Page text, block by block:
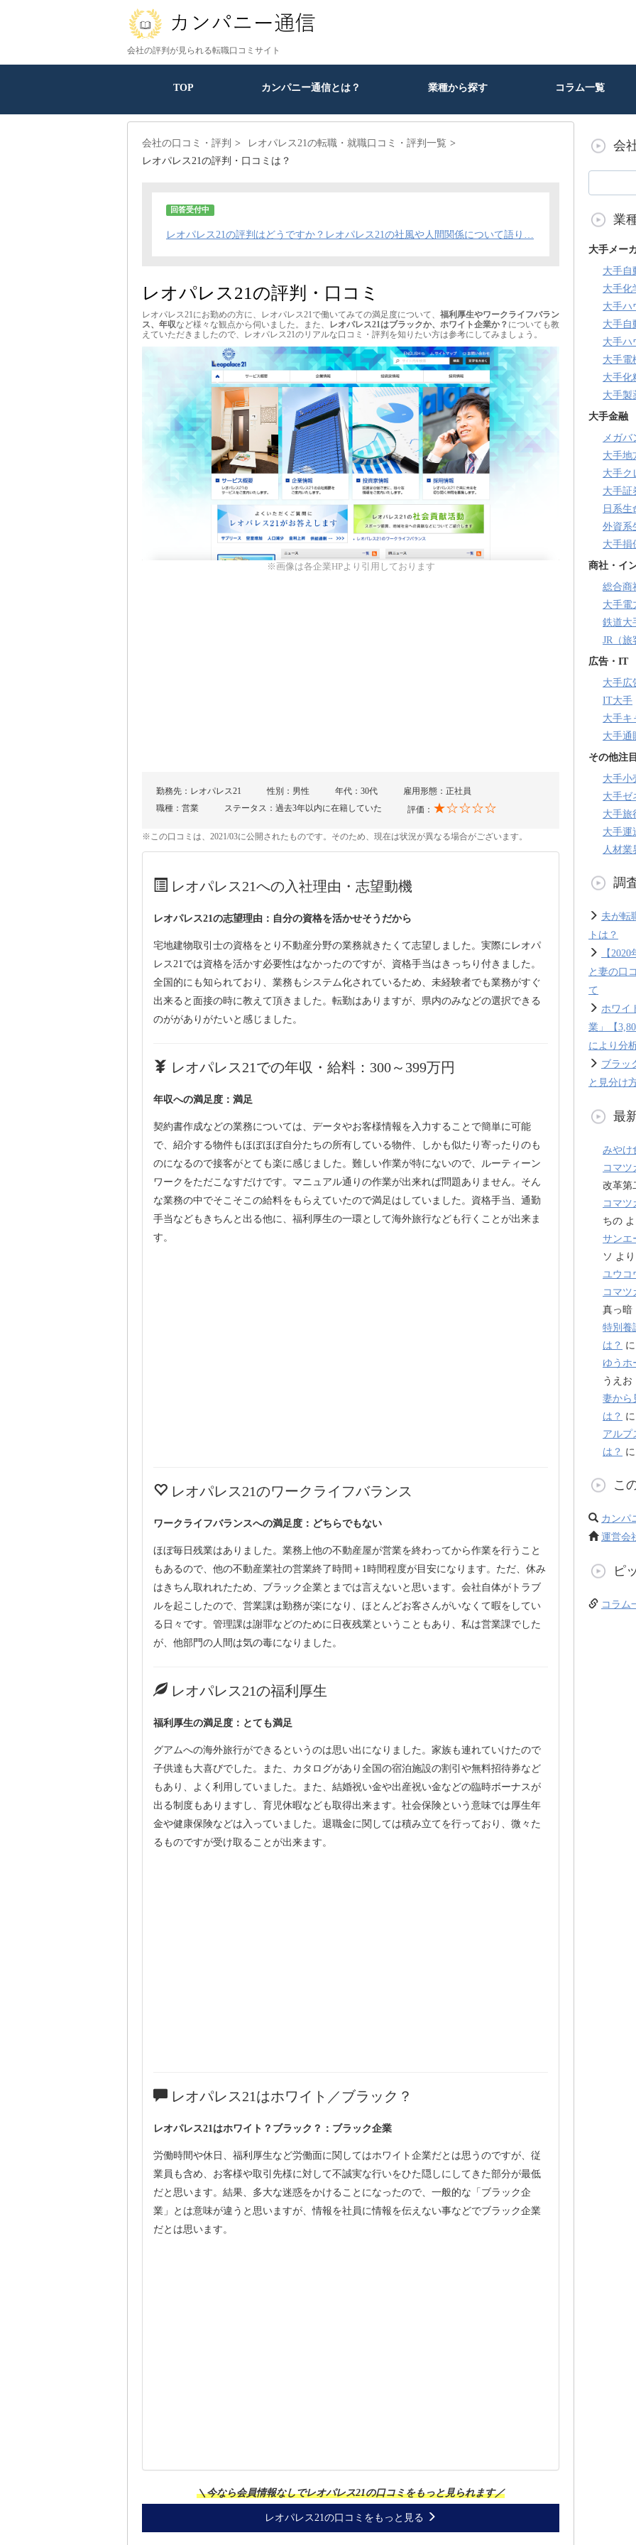
会社の評判が見られる転職口コミサイト
TOP カンパニー通信とは？ 業種から探す コラム一覧
会社の口コミ・評判
レオパレス21の転職・就職口コミ・評判一覧
レオパレス21の評判・口コミは？
回答受付中
レオパレス21の評判はどうですか？レオパレス21の社風や人間関係について語り…
レオパレス21の評判・口コミ
レオパレス21にお勤めの方に、レオパレス21で働いてみての満足度について、 福利厚生やワークライフバラン
ス、年収など様々な観点から伺いました。また、 レオパレス21はブラックか、ホワイト企業か？ についても教
えていただきましたので、レオパレス21のリアルな口コミ・評判を知りたい方は参考にしてみましょう。
※画像は各企業HPより引用しております
勤務先：レオパレス21 性別：男性 年代：30代
雇用形態：正社員
職種：営業
ステータス：過去3年以内に在籍していた 評価： ★☆☆☆☆
※この口コミは、2021/03に公開されたものです。そのため、現在は状況が異なる場合がございます。
レオパレス21への入社理由・志望動機
レオパレス21の志望理由：自分の資格を活かせそうだから
宅地建物取引士の資格をとり不動産分野の業務就きたくて志望しました。実際にレオパ
レス21では資格を活かす必要性はなかったのですが、資格手当はきっちり付きました。
全国的にも知られており、業務もシステム化されているため、未経験者でも業務がすぐ
出来ると面接の時に教えて頂きました。転勤はありますが、県内のみなどの選択できる
のががありがたいと感じました。
レオパレス21での年収・給料：300～399万円
年収への満足度：満足
契約書作成などの業務については、データやお客様情報を入力することで簡単に可能
で、紹介する物件もほぼほぼ自分たちの所有している物件、しかも似たり寄ったりのも
のになるので接客がとても楽に感じました。難しい作業が特にないので、ルーティーン
ワークをただこなすだけです。マニュアル通りの作業が出来れば問題ありません。そん
な業務の中でそこそこの給料をもらえていたので満足はしていました。資格手当、通勤
手当などもきちんと出る他に、福利厚生の一環として海外旅行なども行くことが出来ま
す。
レオパレス21のワークライフバランス
ワークライフバランスへの満足度：どちらでもない
ほぼ毎日残業はありました。業務上他の不動産屋が営業を終わってから作業を行うこと
もあるので、他の不動産業社の営業終了時間＋1時間程度が目安になります。ただ、休み
はきちん取れれたため、ブラック企業とまでは言えないと思います。会社自体がトラブ
ルを起こしたので、営業課は勤務が楽になり、ほとんどお客さんがいなくて暇をしてい
る日々です。管理課は謝罪などのために日夜残業ということもあり、私は営業課でした
が、他部門の人間は気の毒になりました。
レオパレス21の福利厚生
福利厚生の満足度：とても満足
グアムへの海外旅行ができるというのは思い出になりました。家族も連れていけたので
子供達も大喜びでした。また、カタログがあり全国の宿泊施設の割引や無料招待券など
もあり、よく利用していました。また、結婚祝い金や出産祝い金などの臨時ボーナスが
出る制度もありますし、育児休暇なども取得出来ます。社会保険という意味では厚生年
金や健康保険などは入っていました。退職金に関しては積み立てを行っており、微々た
るものですが受け取ることが出来ます。
レオパレス21はホワイト／ブラック？
レオパレス21はホワイト？ブラック？：ブラック企業
労働時間や休日、福利厚生など労働面に関してはホワイト企業だとは思うのですが、従
業員も含め、お客様や取引先様に対して不誠実な行いをひた隠しにしてきた部分が最低
だと思います。結果、多大な迷惑をかけることになったので、一般的な「ブラック企
業」とは意味が違うと思いますが、情報を社員に情報を伝えない事などでブラック企業
だとは思います。
＼今なら会員情報なしでレオパレス21の口コミをもっと見られます／
レオパレス21の口コミをもっと見る
会
業
大手メー
大手自
大手化
大手ハ
大手自
大手ハ
大手電
大手化
大手製
大手金融
メガバ
大手地
大手ク
大手証
日系生
外資系
大手損
商社・イ
総合商
大手電
鉄道大
JR（旅
広告・IT
大手広
IT大手
大手キ
大手通
その他注
大手小
大手ゼ
大手旅
大手運
人材業
調
夫が転
トは？
【
と妻の口
て
ホワイ
業」【
により分
ブラッ
と見分け
最
みやけ
コマツ
改革第
コマツ
ちの
サンエ
ソ より
ユウコ
コマツ
真っ暗
特別養
は？
ゆうホ
うえお
妻から
は？
アルプ
は？
こ
カンパ
運営会
ピ
コラム